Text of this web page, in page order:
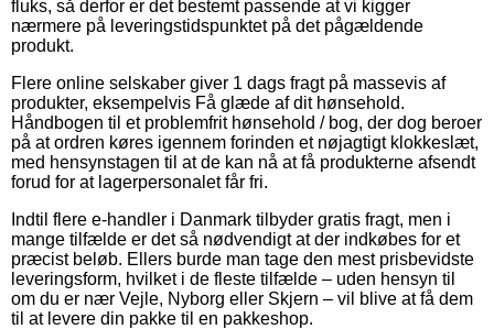
fluks, så derfor er det bestemt passende at vi kigger
nærmere på leveringstidspunktet på det pågældende
produkt.
Flere online selskaber giver 1 dags fragt på massevis af
produkter, eksempelvis Få glæde af dit hønsehold.
Håndbogen til et problemfrit hønsehold / bog, der dog beroer
på at ordren køres igennem forinden et nøjagtigt klokkeslæt,
med hensynstagen til at de kan nå at få produkterne afsendt
forud for at lagerpersonalet får fri.
Indtil flere e-handler i Danmark tilbyder gratis fragt, men i
mange tilfælde er det så nødvendigt at der indkøbes for et
præcist beløb. Ellers burde man tage den mest prisbevidste
leveringsform, hvilket i de fleste tilfælde – uden hensyn til
om du er nær Vejle, Nyborg eller Skjern – vil blive at få dem
til at levere din pakke til en pakkeshop.